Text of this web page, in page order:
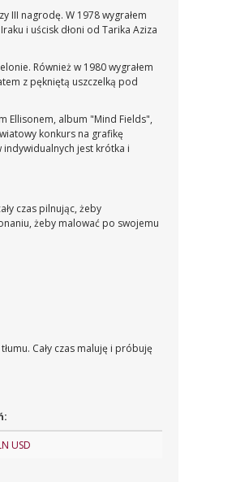
III nagrodę. W 1978 wygrałem
i uścisk dłoni od Tarika Aziza
Również w 1980 wygrałem
z pękniętą uszczelką pod
Ellisonem, album "Mind Fields",
konkurs na grafikę
jest krótka i
czas pilnując, żeby
żeby malować po swojemu
Cały czas maluję i próbuję
USD